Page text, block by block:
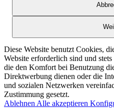
Diese Website benutzt Cookies,
Website erforderlich sind und
die den Komfort bei Benutzung
Direktwerbung dienen oder die
und sozialen Netzwerken
Zustimmung gesetzt.
Ablehnen Alle akzeptieren